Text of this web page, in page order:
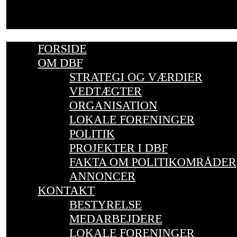
FORSIDE
OM DBF
STRATEGI OG VÆRDIER
VEDTÆGTER
ORGANISATION
LOKALE FORENINGER
POLITIK
PROJEKTER I DBF
FAKTA OM POLITIKOMRÅDER
ANNONCER
KONTAKT
BESTYRELSE
MEDARBEJDERE
LOKALE FORENINGER